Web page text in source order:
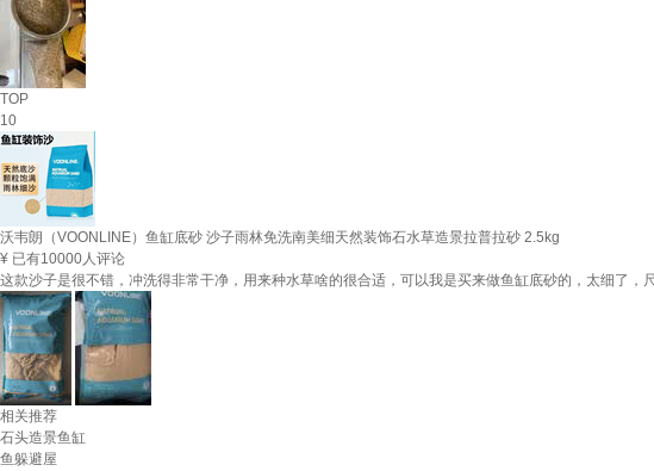
TOP
10
沃韦朗（VOONLINE）鱼缸底砂 沙子雨林免洗南美细天然装饰石水草造景拉普拉砂 2.5kg
¥ 已有10000人评论
这款沙子是很不错，冲洗得非常干净，用来种水草啥的很合适，可以我是买来做鱼缸底砂的，太细了，
相关推荐
石头造景鱼缸
鱼躲避屋